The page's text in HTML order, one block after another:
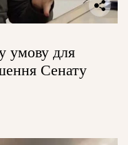
умову для
Сенату